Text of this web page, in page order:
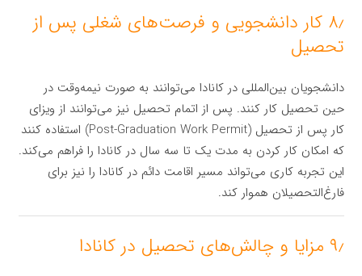
۸٫ کار دانشجویی و فرصت‌های شغلی پس از
تحصیل
دانشجویان بین‌المللی در کانادا می‌توانند به صورت نیمه‌وقت در
حین تحصیل کار کنند. پس از اتمام تحصیل نیز می‌توانند از ویزای
کار پس از تحصیل (Post-Graduation Work Permit) استفاده کنند
که امکان کار کردن به مدت یک تا سه سال در کانادا را فراهم می‌کند.
این تجربه کاری می‌تواند مسیر اقامت دائم در کانادا را نیز برای
فارغ‌التحصیلان هموار کند.
۹٫ مزایا و چالش‌های تحصیل در کانادا